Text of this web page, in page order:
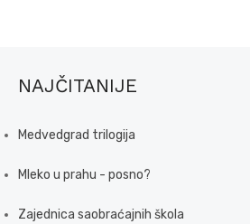
NAJČITANIJE
Medvedgrad trilogija
Mleko u prahu - posno?
Zajednica saobraćajnih škola